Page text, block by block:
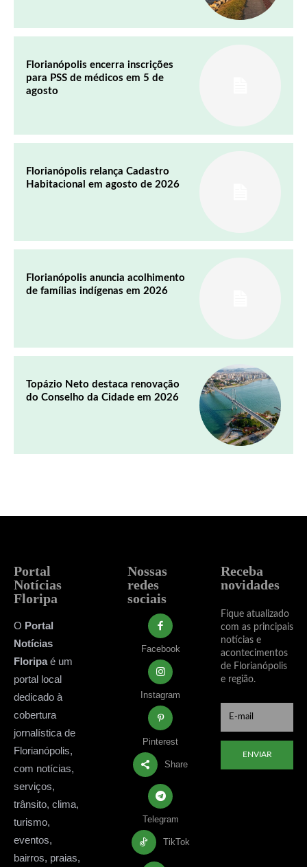
Florianópolis encerra inscrições
para PSS de médicos em 5 de
agosto
Florianópolis relança Cadastro
Habitacional em agosto de 2026
Florianópolis anuncia acolhimento
de famílias indígenas em 2026
Topázio Neto destaca renovação
do Conselho da Cidade em 2026
Portal
Notícias
Floripa
O Portal
Notícias
Floripaé um
portal local
dedicado à
cobertura
jornalística de
Florianópolis,
com notícias,
serviços,
trânsito, clima,
turismo,
eventos,
bairros, praias,
Nossas
redes
sociais
Facebook
Instagram
Pinterest
Share
Telegram
TikTok
Receba
novidades
Fique atualizado
com as principais
notícias e
acontecimentos
de Florianópolis
e região.
ENVIAR